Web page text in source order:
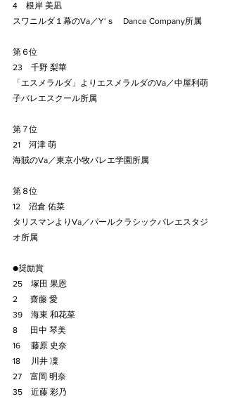
4　根岸 美凪
スワニルダ１幕のVa／Y‘ｓ　Dance Company所属
第６位
23　千野 梨華
「エスメラルダ」よりエスメラルダのVa／中屋利萌
子バレエスクール所属
第７位
21　河津 萌
海賊のVa／東京小牧バレエ学園所属
第８位
12　沼倉 佑菜
タリスマンよりVa／パールクラシックバレエスタジ
オ所属
●奨励賞
25　塚田 果恩
2　  齋藤 愛
39　海東 和花菜
8　  田中 琴美
16　 藤原 史奈
18　 川井 凜
27　富岡 明奈
35　近藤 彩乃